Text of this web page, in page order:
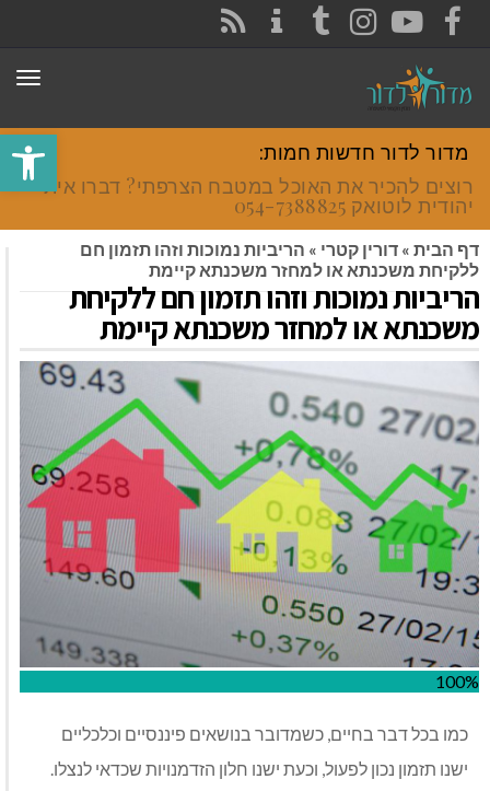
פתח
FACEBOOK
YOUTUBE
INSTAGRAM
TUMBLR
מדור לדור חדשות חמות:
רוצים להכיר את האוכל במטבח הצרפתי? דברו איתי
יהודית לוטואק 054-7388825.
דף הבית » דורין קטרי » הריביות נמוכות וזהו תזמון חם
ללקיחת משכנתא או למחזר משכנתא קיימת
הריביות נמוכות וזהו תזמון חם ללקיחת
משכנתא או למחזר משכנתא קיימת
100%
כמו בכל דבר בחיים, כשמדובר בנושאים פיננסיים וכלכליים
ישנו תזמון נכון לפעול, וכעת ישנו חלון הזדמנויות שכדאי לנצלו.